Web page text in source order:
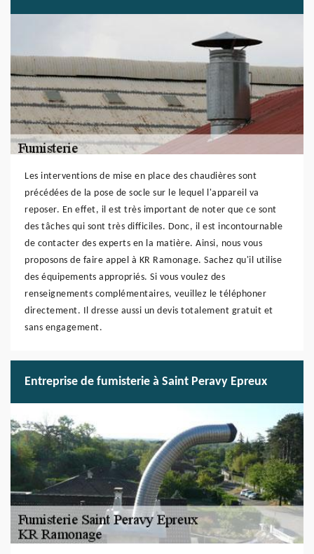
Les interventions de mise en place des chaudières sont
précédées de la pose de socle sur le lequel l'appareil va
reposer. En effet, il est très important de noter que ce sont
des tâches qui sont très difficiles. Donc, il est incontournable
de contacter des experts en la matière. Ainsi, nous vous
proposons de faire appel à KR Ramonage. Sachez qu'il utilise
des équipements appropriés. Si vous voulez des
renseignements complémentaires, veuillez le téléphoner
directement. Il dresse aussi un devis totalement gratuit et
sans engagement.
Entreprise de fumisterie à Saint Peravy Epreux